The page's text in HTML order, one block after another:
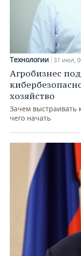
Технологии 31 июл,
Агробизнес
хозяйство
Зачем выстраивать
чего начать